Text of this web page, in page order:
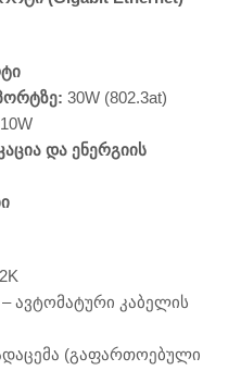
30W (802.3at)
და ენერგიის
2K
– ავტომატური კაბელის
(გაფართოებული